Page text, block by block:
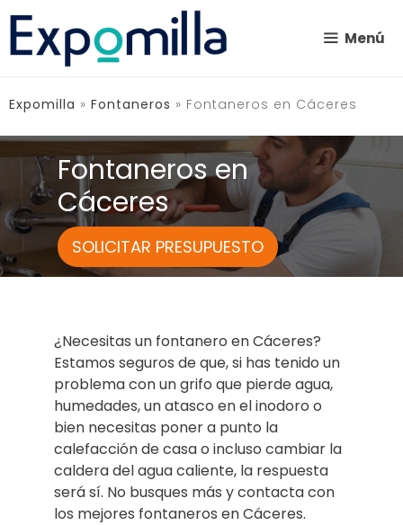
Saltar
contenido
Menú
Expomilla » Fontaneros » Fontaneros en Cáceres
Fontaneros en
Cáceres
SOLICITAR PRESUPUESTO
¿Necesitas un fontanero en Cáceres?
Estamos seguros de que, si has tenido un
problema con un grifo que pierde agua,
humedades, un atasco en el inodoro o
bien necesitas poner a punto la
calefacción de casa o incluso cambiar la
caldera del agua caliente, la respuesta
será sí. No busques más y contacta con
los mejores fontaneros en Cáceres.